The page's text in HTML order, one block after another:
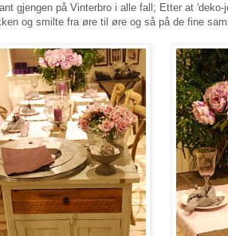
gjengen på Vinterbro i alle fall; Etter at
og smilte fra øre til øre og så på de fine